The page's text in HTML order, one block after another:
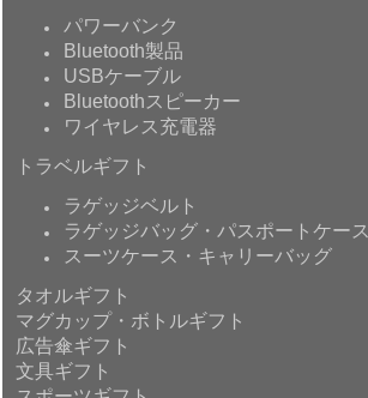
パワーバンク
Bluetooth製品
USBケーブル
Bluetoothスピーカー
ワイヤレス充電器
トラベルギフト
ラゲッジベルト
ラゲッジバッグ・パスポートケース
スーツケース・キャリーバッグ
タオルギフト
マグカップ・ボトルギフト
広告傘ギフト
文具ギフト